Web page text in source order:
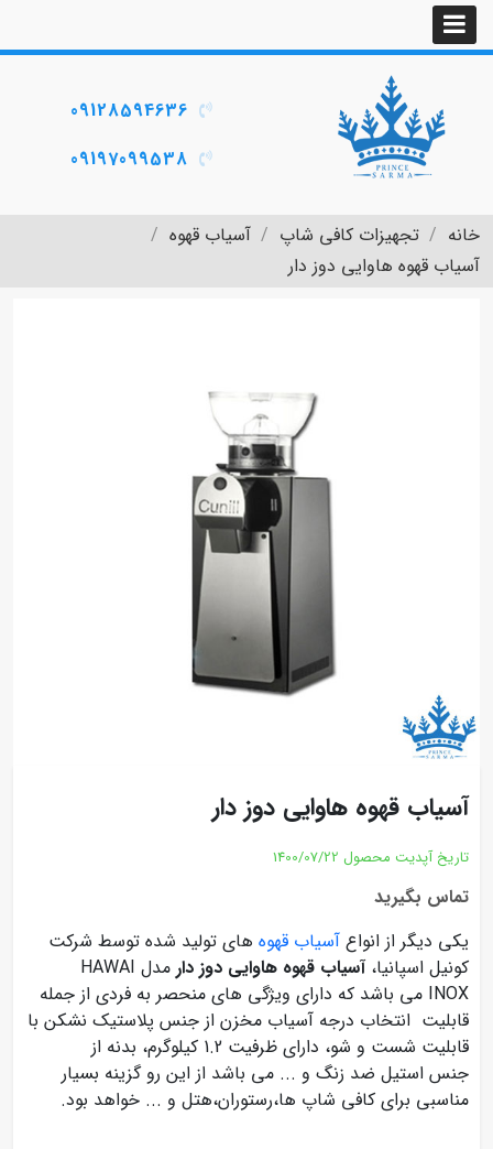
09128594636
09197099538
خانه تجهیزات کافی شاپ
آسیاب قهوه
آسیاب قهوه هاوایی دوز دار
آسیاب قهوه هاوایی دوز دار
تاریخ آپدیت محصول 1400/07/22
تماس بگیرید
یکی دیگر از انواع آسیاب قهوه های تولید شده توسط شرکت
کونیل اسپانیا،آسیاب قهوه هاوایی دوز دار
مدل HAWAI
INOX می باشد که دارای ویژگی های منحصر به فردی از جمله
قابلیت انتخاب درجه آسیاب مخزن از جنس پلاستیک نشکن با
قابلیت شست و شو، دارای ظرفیت 1.2 کیلوگرم، بدنه از
جنس استیل ضد زنگ و ... می باشد از این رو گزینه بسیار
مناسبی برای کافی شاپ ها،رستوران،هتل و ... خواهد بود.